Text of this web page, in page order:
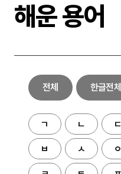
해운 용어
전체 한글전체
ㄱ ㄴ ㄷ
ㅂ ㅅ ㅇ